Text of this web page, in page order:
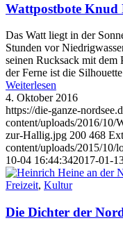
Wattpostbote Knud
Das Watt liegt in der
Stunden vor
seinen Rucksack mit dem
der Ferne ist die
Weiterlesen
4. Oktober 2016
https://die-ganze-
content/uploads/2016/10/
zur-Hallig.jpg 200 468
content/uploads/2015/10/
10-04 16:44:342017-01-
Freizeit, Kultur
Die Dichter der